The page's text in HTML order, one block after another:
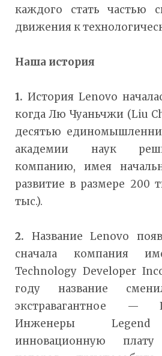
каждого стать частью
движения к
Наша история
1. История Lenovo
когда Лю Чуаньчжи (Liu
десятью
академии наук
компанию, имея
развитие в размере 200
тыс.).
2. Название Lenovo
сначала компания
Technology Developer
году название
экстравагантное —
Инженеры Legend
инновационную плату